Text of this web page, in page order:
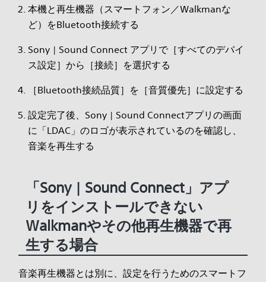
本機と再生機器（スマートフォン／Walkmanな
ど）をBluetooth接続する
Sony | Sound Connect アプリで［すべてのデバイ
ス設定］から［接続］を選択する
［Bluetooth接続品質］を［音質優先］に設定する
設定完了後、Sony | Sound Connectアプリの画面
に「LDAC」のロゴが表示されているのを確認し、
音楽を再生する
「Sony | Sound Connect」アプ
リをインストールできない
Walkmanやその他再生機器で再
生する場合
音楽再生機器とは別に、設定を行うためのスマートフ